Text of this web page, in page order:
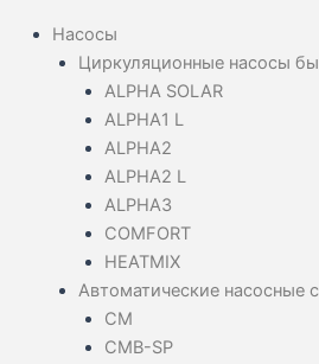
Насосы
Циркуляционные насосы
ALPHA SOLAR
ALPHA1 L
ALPHA2
ALPHA2 L
ALPHA3
COMFORT
HEATMIX
Автоматические насосные
CM
CMB-SP